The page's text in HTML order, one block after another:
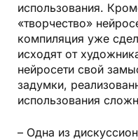
использования.
«творчество»
компиляция уже
исходят от
нейросети свой
задумки,
использования
– Одна из